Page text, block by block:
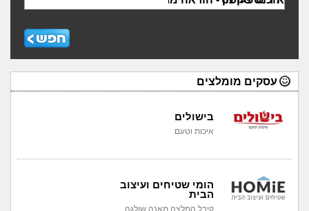
עסקים מומלצים
בישולים
איכות וטעם
הומי שטיחים ועיצוב
הבית
קיבל המלצה מאנה שולגה